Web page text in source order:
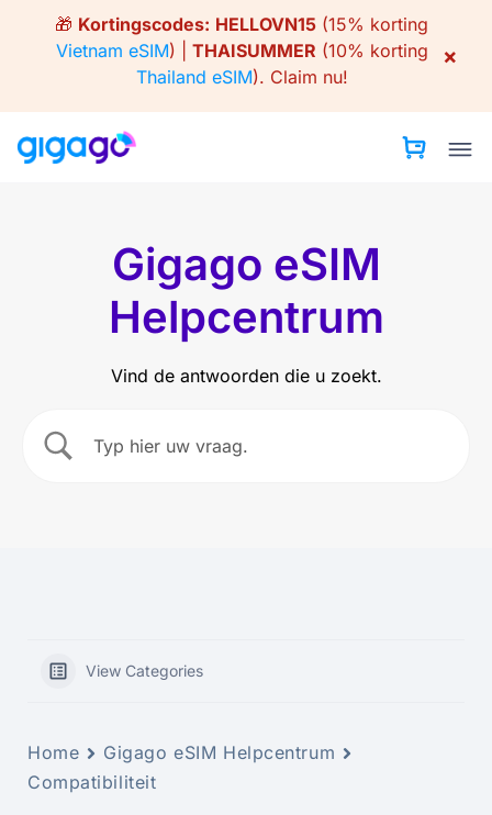
🎁 Kortingscodes: HELLOVN15 (15% korting
Vietnam eSIM) | THAISUMMER (10% korting
Thailand eSIM). Claim nu!
×
Gigago eSIM
Helpcentrum
Vind de antwoorden die u zoekt.
View Categories
Home
Gigago eSIM Helpcentrum
Compatibiliteit